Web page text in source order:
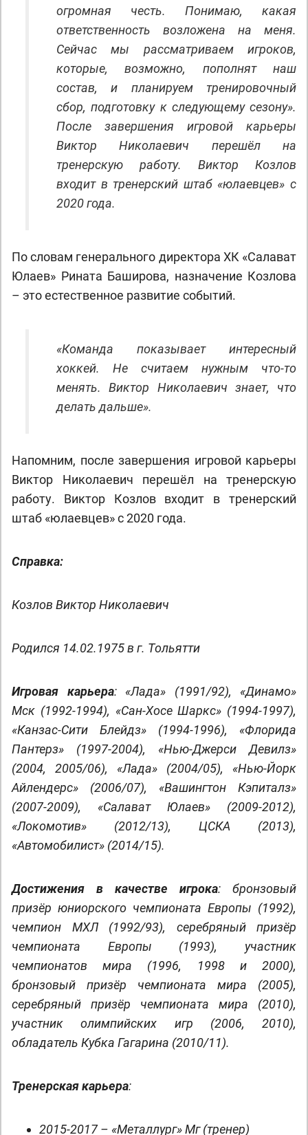
огромная честь. Понимаю, какая
ответственность возложена на меня.
Сейчас мы рассматриваем игроков,
которые, возможно, пополнят наш
состав, и планируем тренировочный
сбор, подготовку к следующему сезону».
После завершения игровой карьеры
Виктор Николаевич перешёл на
тренерскую работу. Виктор Козлов
входит в тренерский штаб «юлаевцев» с
2020 года.
По словам генерального директора ХК «Салават
Юлаев» Рината Баширова, назначение Козлова
– это естественное развитие событий.
«Команда показывает интересный
хоккей. Не считаем нужным что-то
менять. Виктор Николаевич знает, что
делать дальше».
Напомним, после завершения игровой карьеры
Виктор Николаевич перешёл на тренерскую
работу. Виктор Козлов входит в тренерский
штаб «юлаевцев» с 2020 года.
Справка:
Козлов Виктор Николаевич
Родился 14.02.1975 в г. Тольятти
Игровая карьера: «Лада» (1991/92), «Динамо»
Мск (1992-1994), «Сан-Хосе Шаркс» (1994-1997),
«Канзас-Сити Блейдз» (1994-1996), «Флорида
Пантерз» (1997-2004), «Нью-Джерси Девилз»
(2004, 2005/06), «Лада» (2004/05), «Нью-Йорк
Айлендерс» (2006/07), «Вашингтон Кэпиталз»
(2007-2009), «Салават Юлаев» (2009-2012),
«Локомотив» (2012/13), ЦСКА (2013),
«Автомобилист» (2014/15).
Достижения в качестве игрока: бронзовый
призёр юниорского чемпионата Европы (1992),
чемпион МХЛ (1992/93), серебряный призёр
чемпионата Европы (1993), участник
чемпионатов мира (1996, 1998 и 2000),
бронзовый призёр чемпионата мира (2005),
серебряный призёр чемпионата мира (2010),
участник олимпийских игр (2006, 2010),
обладатель Кубка Гагарина (2010/11).
Тренерская карьера:
2015-2017 – «Металлург» Мг (тренер)